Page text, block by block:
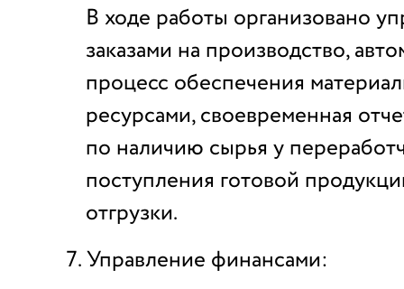
В ходе работы организовано
заказами на производство,
процесс обеспечения
ресурсами, своевременная
по наличию сырья у
поступления готовой
отгрузки.
Управление финансами: